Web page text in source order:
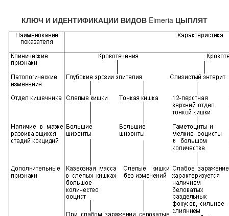
КЛЮЧ И ИДЕНТИФИКАЦИИ ВИДОВ Eimeria ЦЫПЛЯТ